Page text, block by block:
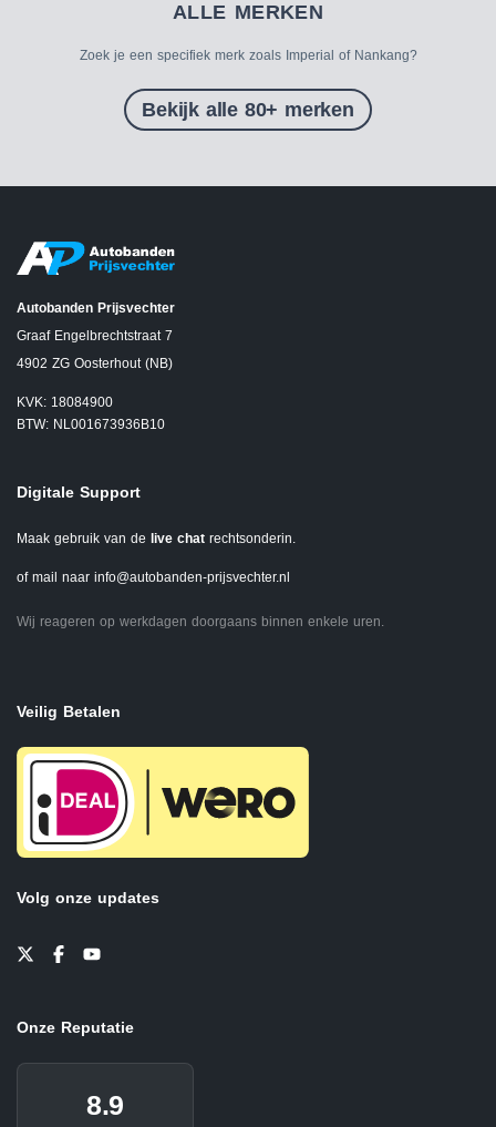
ALLE MERKEN
Zoek je een specifiek merk zoals Imperial of Nankang?
Bekijk alle 80+ merken
Autobanden Prijsvechter
Graaf Engelbrechtstraat 7
4902 ZG Oosterhout (NB)
KVK: 18084900
BTW: NL001673936B10
Digitale Support
Maak gebruik van de live chat rechtsonderin.
of mail naar info@autobanden-prijsvechter.nl
Wij reageren op werkdagen doorgaans binnen enkele uren.
Veilig Betalen
Volg onze updates
Onze Reputatie
8.9